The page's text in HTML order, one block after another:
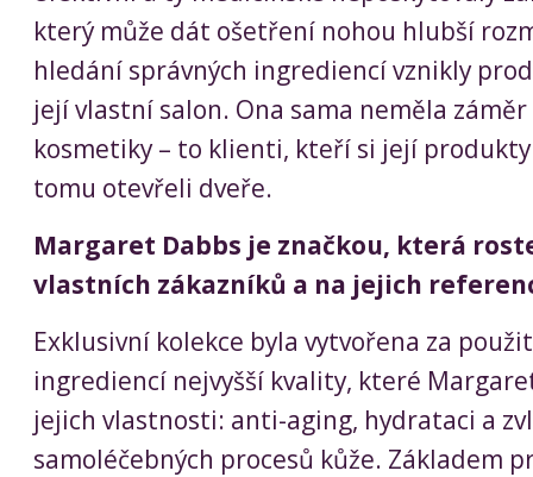
který může dát ošetření nohou hlubší
hledání správných ingrediencí vznikly
její vlastní salon. Ona sama neměla
kosmetiky – to klienti, kteří si její
tomu otevřeli dveře.
Margaret Dabbs je značkou, která
vlastních zákazníků a na jejich
Exklusivní kolekce byla vytvořena za
ingrediencí nejvyšší kvality, které
jejich vlastnosti: anti-aging, hydrataci a
samoléčebných procesů kůže. Základem